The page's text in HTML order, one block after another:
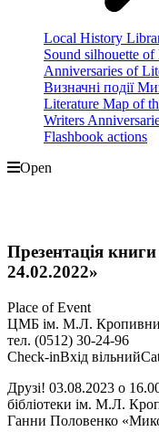
Local History
Sound silhouette
Anniversaries of
Визначні події
Literature Map of
Writers
Flashbook actions
Open
Презентація
24.02.2022»
Place of Event
ЦМБ ім. М.Л.
тел. (0512) 30-24-96
Check-inВхід вільний
Друзі! 03.08.2023 о
бібліотеки ім. М.Л.
Ганни Половенко